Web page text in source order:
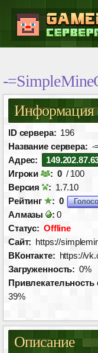
-
Информация
ID сервера: 196
Название сервера: -
Адрес:
Игроки
: 0 / 100
Версия
: 1.7.10
Рейтинг
: 0
Алмазы : 0
Статус: Offline
Сайт: https://
ВКонтакте: https://
Загруженность: 0%
Привлекательность
39%
Описание